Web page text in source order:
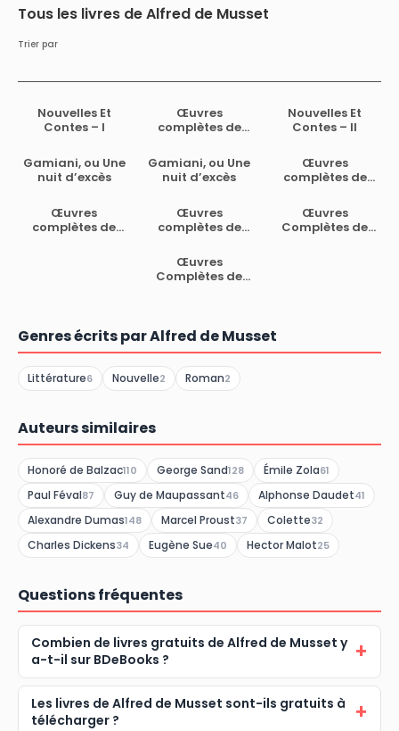
Tous les livres de Alfred de Musset
Trier par
Nouvelles Et
Contes – I
Œuvres
complètes de
— Tome 3
Nouvelles Et
Contes – II
Gamiani, ou Une
nuit d’excès
Gamiani, ou Une
nuit d’excès
Œuvres
complètes de
— Tome 5
Œuvres
complètes de
Œuvres
complètes de
— Tome 3
Œuvres
Complètes de
Œuvres
Complètes de
Genres écrits par Alfred de Musset
Littérature6 Nouvelle2 Roman2
Auteurs similaires
Honoré de Balzac110 George Sand128 Émile Zola61
Paul Féval87 Guy de Maupassant46 Alphonse Daudet41
Alexandre Dumas148 Marcel Proust37 Colette32
Charles Dickens34 Eugène Sue40 Hector Malot25
Questions fréquentes
Combien de livres gratuits de Alfred de Musset y
a-t-il sur BDeBooks ?
Les livres de Alfred de Musset sont-ils gratuits à
télécharger ?